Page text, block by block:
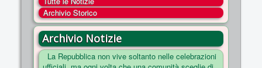
COSA FACCIAMO
ENTI
NOTIZIE
Archivio Storico
Archivio Notizie
La Repubblica non vive soltanto nelle celebrazioni